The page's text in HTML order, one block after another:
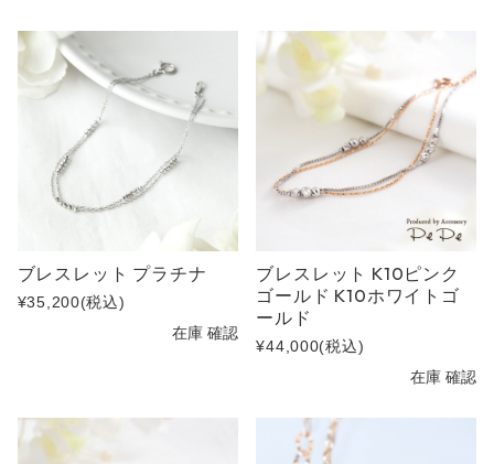
ブレスレット プラチナ
¥35,200(税込)
在庫 確認
ブレスレット K10ピンク
ゴールド K10ホワイトゴ
ールド
¥44,000(税込)
在庫 確認